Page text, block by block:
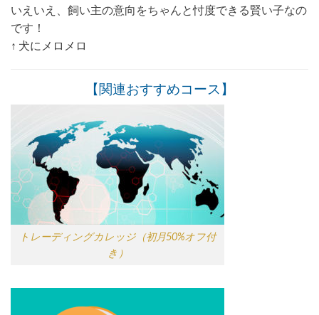
いえいえ、飼い主の意向をちゃんと忖度できる賢い子なの
です！
↑ 犬にメロメロ
【関連おすすめコース】
トレーディングカレッジ（初月50%オフ付
き）